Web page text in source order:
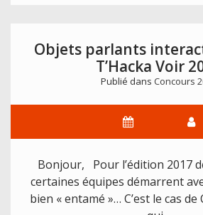
Objets parlants
T’Hacka Voir
Publié dans Concours
Bonjour, Pour l’édition 2017
certaines équipes démarrent
bien « entamé »… C’est le cas de